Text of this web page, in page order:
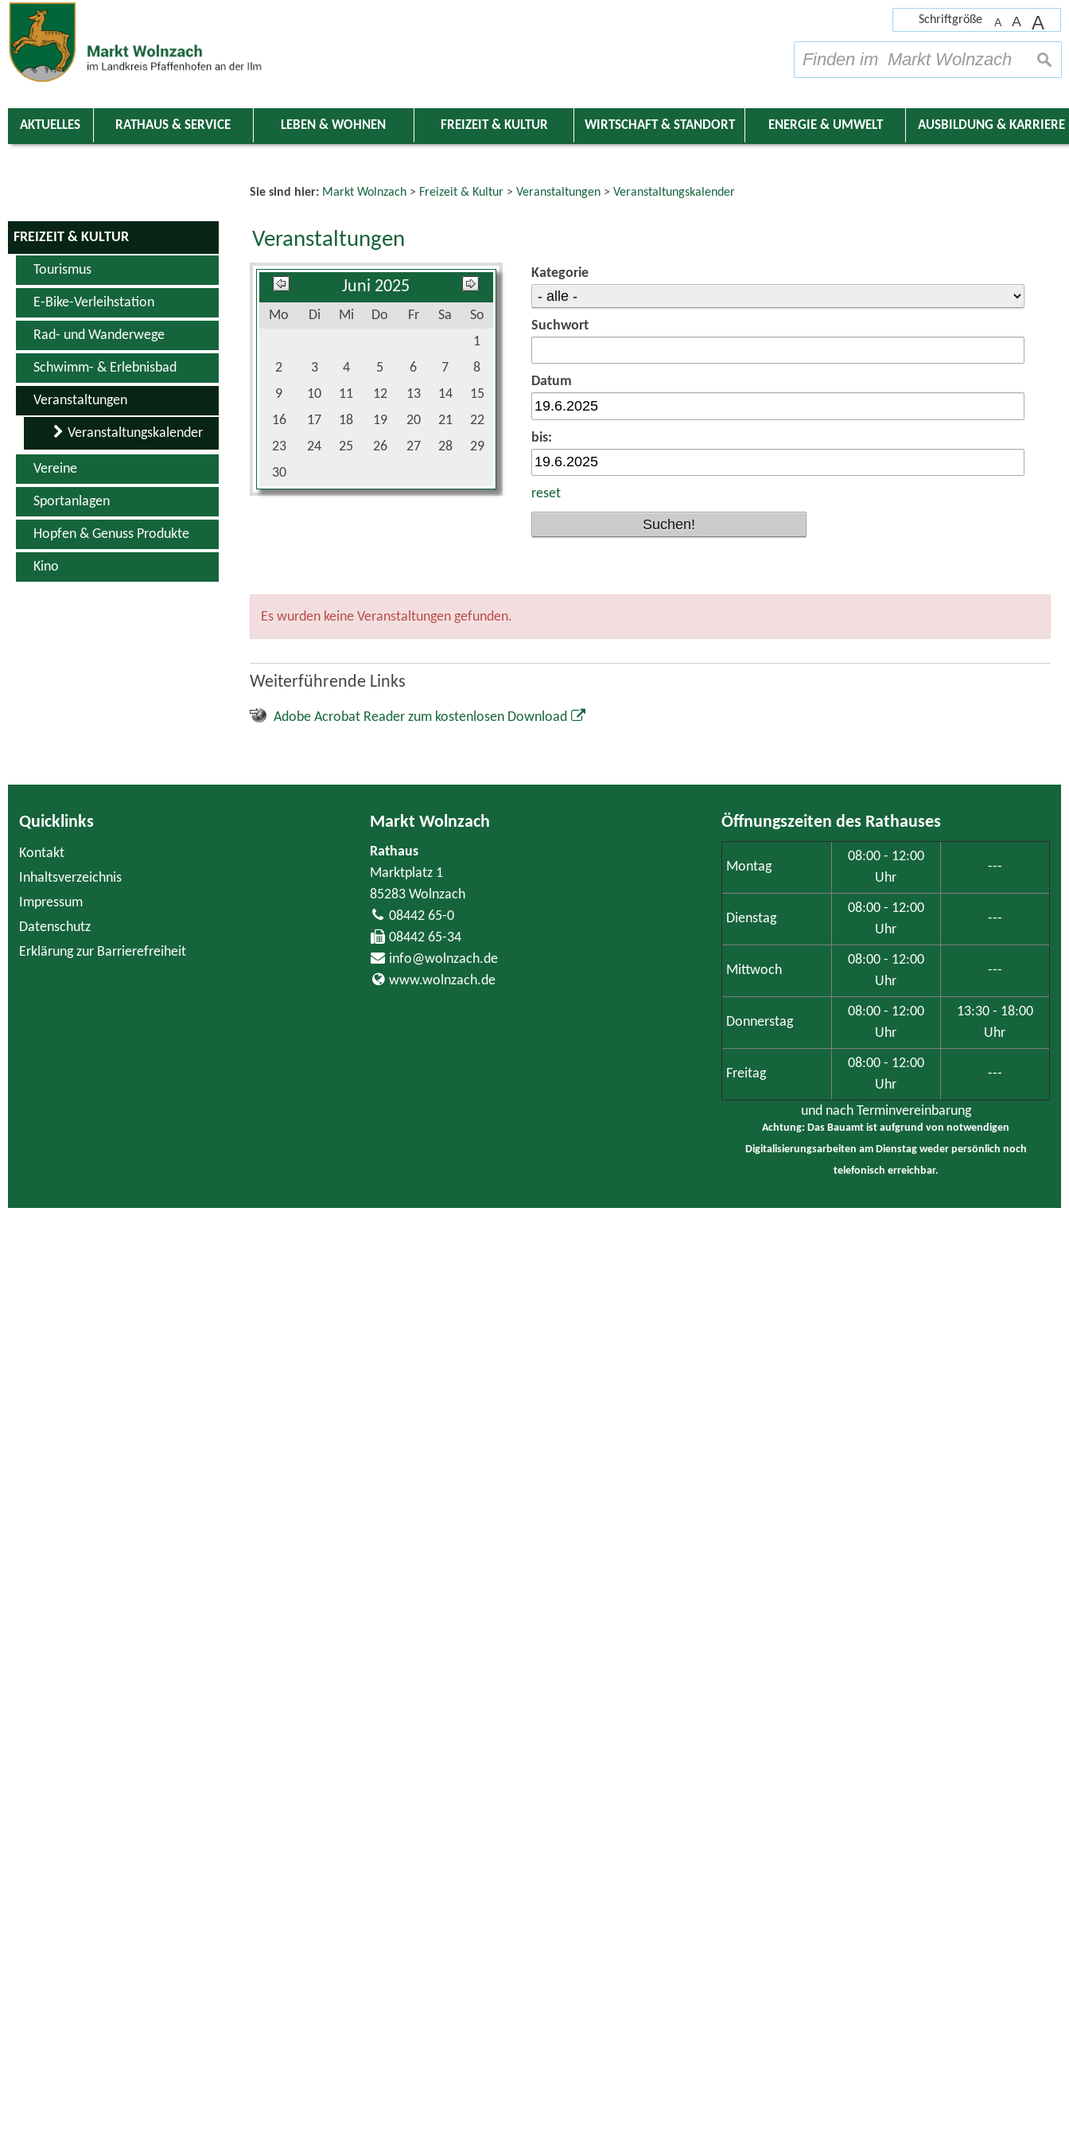
Zum Inhalt zur Navigation
Schriftgröße A A A
AKTUELLES RATHAUS & SERVICE LEBEN & WOHNEN FREIZEIT & KULTUR WIRTSCHAFT & STANDORT ENERGIE & UMWELT AUSBILDUNG & KARRIERE
FREIZEIT & KULTUR
Tourismus
E-Bike-Verleihstation
Rad- und Wanderwege
Schwimm- & Erlebnisbad
Veranstaltungen
Veranstaltungskalender
Vereine
Sportanlagen
Hopfen & Genuss Produkte
Kino
Sie sind hier: Markt Wolnzach> Freizeit & Kultur> Veranstaltungen> Veranstaltungskalender
Veranstaltungen
Juni 2025
Mo Di Mi Do Fr Sa
So
1
2
3 4 5 6 7
8
9
10 11 12 13 14
15
16
17 18 19 20 21
22
23
24 25 26 27 28
29
30
Kategorie
Suchwort
Datum
bis:
reset
Es wurden keine Veranstaltungen gefunden.
Weiterführende Links
Adobe Acrobat Reader zum kostenlosen Download
Quicklinks
Kontakt
Inhaltsverzeichnis
Impressum
Datenschutz
Erklärung zur Barrierefreiheit
Markt Wolnzach
Rathaus
Marktplatz 1
85283 Wolnzach
08442 65-0
08442 65-34
info@wolnzach.de
www.wolnzach.de
Öffnungszeiten des Rathauses
Montag
08:00 - 12:00
Uhr
---
Dienstag
08:00 - 12:00
Uhr
---
Mittwoch
08:00 - 12:00
Uhr
---
Donnerstag
08:00 - 12:00
Uhr
13:30 - 18:00
Uhr
Freitag
08:00 - 12:00
Uhr
---
und nach Terminvereinbarung
Achtung: Das Bauamt ist aufgrund von notwendigen
Digitalisierungsarbeiten am Dienstag weder persönlich noch
telefonisch erreichbar.